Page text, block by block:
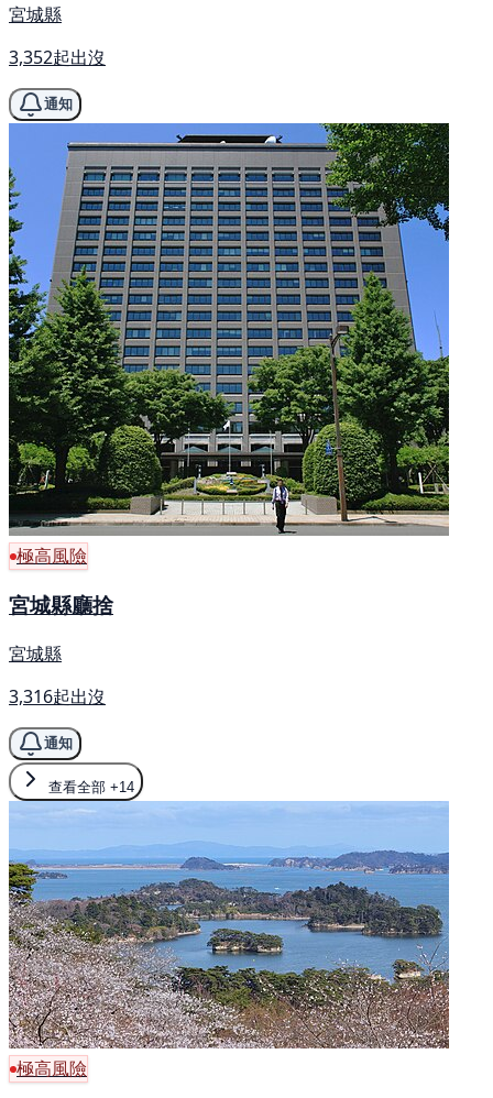
宮城縣
3,352起出沒
通知
極高風險
宮城縣廳捨
宮城縣
3,316起出沒
通知
查看全部 +14
極高風險